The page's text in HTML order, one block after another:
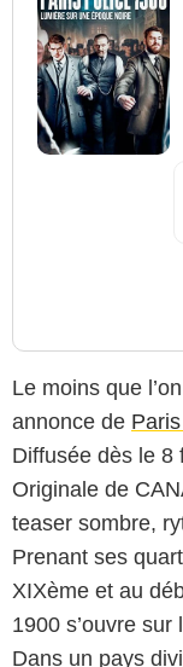
Le moins que
annonce de
Diffusée dès le 8
Originale de
teaser sombre,
Prenant ses
XIXème et au
1900 s’ouvre
Dans un pays